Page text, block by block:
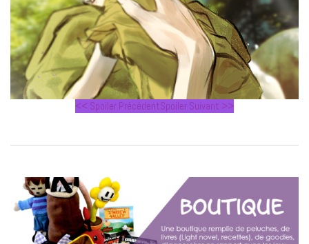
<< Spoiler PrécédentSpoiler Suivant >>